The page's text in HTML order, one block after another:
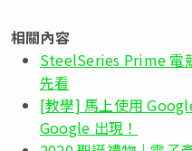
相關內容
SteelSeries Prime 電
先看
[教學] 馬上使用
Google 出現！